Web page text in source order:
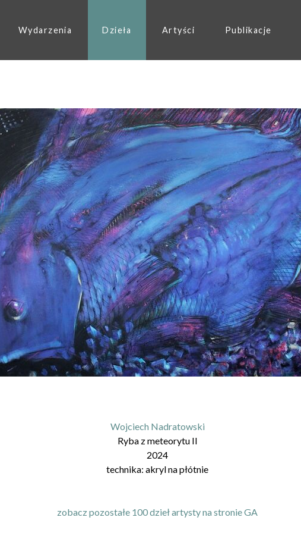
Wydarzenia Dzieła Artyści Publikacje
Wojciech Nadratowski
Ryba z meteorytu II
2024
technika: akryl na płótnie
zobacz pozostałe 100 dzieł artysty na stronie GA